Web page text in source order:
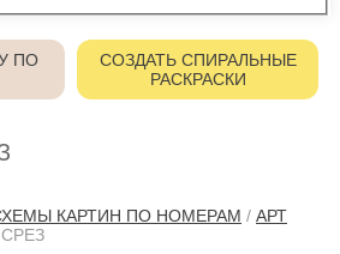
ПО
СОЗДАТЬ СПИРАЛЬНЫЕ
РАСКРАСКИ
КАРТИН ПО НОМЕРАМ / АРТ